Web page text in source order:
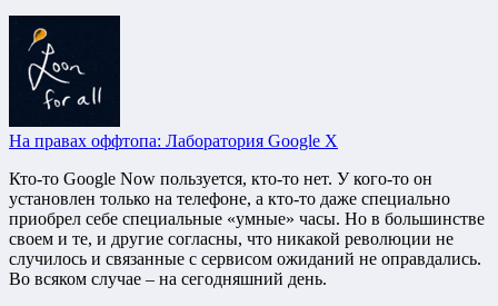
На правах оффтопа: Лаборатория Google X
Кто-то Google Now пользуется, кто-то нет. У кого-то он
установлен только на телефоне, а кто-то даже специально
приобрел себе специальные «умные» часы. Но в большинстве
своем и те, и другие согласны, что никакой революции не
случилось и связанные с сервисом ожиданий не оправдались.
Во всяком случае – на сегодняшний день.